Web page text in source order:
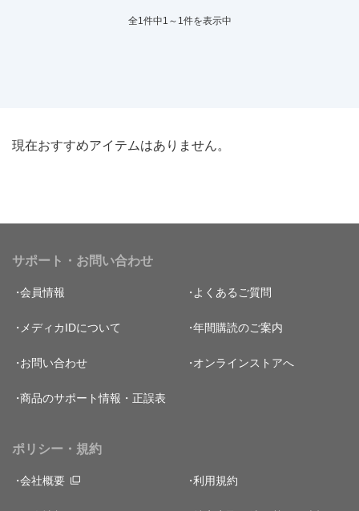
全1件中1～1件を表示中
現在おすすめアイテムはありません。
サポート・お問い合わせ
会員情報 よくあるご質問
メディカIDについて 年間購読のご案内
お問い合わせ オンラインストアへ
商品のサポート情報・正誤表
ポリシー・規約
会社概要 利用規約